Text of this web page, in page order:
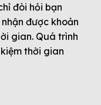
đòi hỏi bạn
được khoản
gian. Quá trình
thời gian